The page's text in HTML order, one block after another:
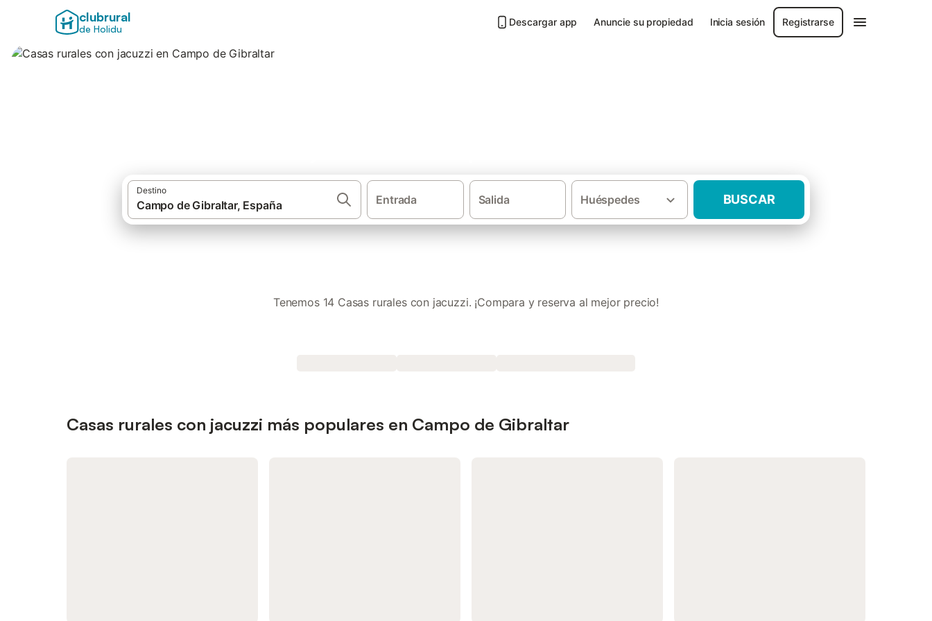
clubrural
de Holidu
Descargar app Anuncie su propiedad Inicia sesión Registrarse
Destino
Entrada Salida Huéspedes BUSCAR
Tenemos 14 Casas rurales con jacuzzi. ¡Compara y reserva al mejor precio!
Casas rurales con jacuzzi más populares en Campo de Gibraltar